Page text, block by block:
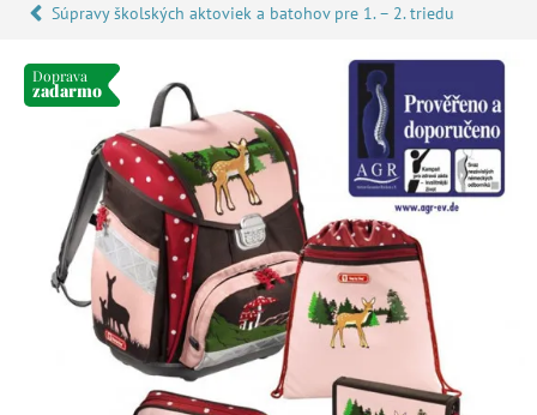
Súpravy školských aktoviek a batohov pre 1. – 2. triedu
Doprava
zadarmo